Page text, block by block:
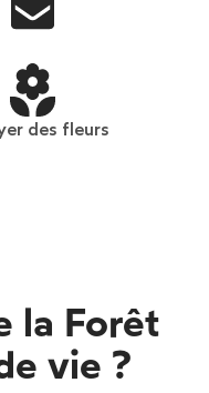
des fleurs
la Forêt
vie ?